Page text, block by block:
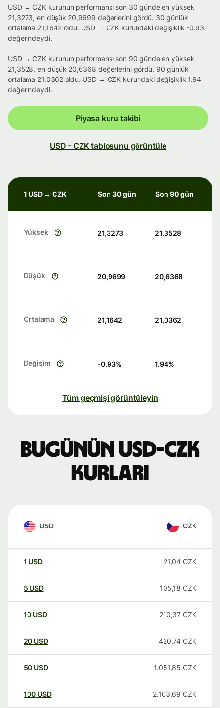
USD → CZK kurunun performansı son 30 günde en yüksek
21,3273, en düşük 20,9699 değerlerini gördü. 30 günlük
ortalama 21,1642 oldu. USD → CZK kurundaki değişiklik -0.93
değerindeydi.
USD → CZK kurunun performansı son 90 günde en yüksek
21,3528, en düşük 20,6368 değerlerini gördü. 90 günlük
ortalama 21,0362 oldu. USD → CZK kurundaki değişiklik 1.94
değerindeydi.
Piyasa kuru takibi
USD - CZK tablosunu görüntüle
1 USD → CZK Son 30 gün Son 90 gün
Yüksek 21,3273 21,3528
Düşük 20,9699 20,6368
Ortalama 21,1642 21,0362
Değişim -0.93% 1.94%
Tüm geçmişi görüntüleyin
Bugünün USD-CZK
kurları
USD CZK
1 USD 21,04 CZK
5 USD 105,18 CZK
10 USD 210,37 CZK
20 USD 420,74 CZK
50 USD 1.051,85 CZK
100 USD 2.103,69 CZK